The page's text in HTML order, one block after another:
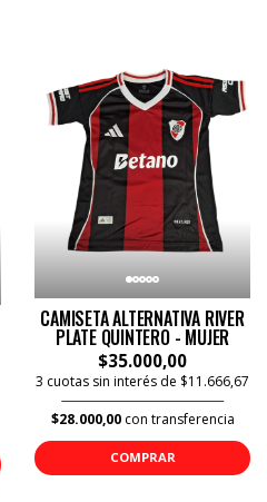
CAMISETA ALTERNATIVA RIVER
PLATE QUINTERO - MUJER
$35.000,00
3 cuotas sin interés de $11.666,67
$28.000,00con transferencia
COMPRAR